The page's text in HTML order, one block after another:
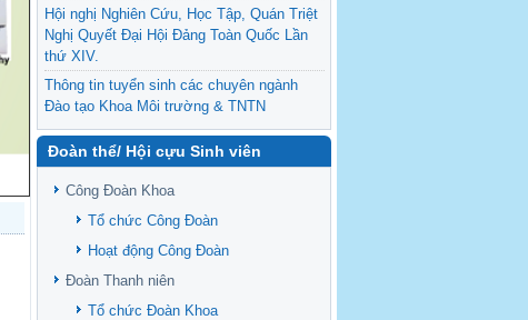
NEXT
Hội nghị Nghiên Cứu, Học Tập, Quán Triệt
Nghị Quyết Đại Hội Đảng Toàn Quốc Lần
thứ XIV.
Thông tin tuyển sinh các chuyên ngành
Đào tạo Khoa Môi trường & TNTN
Feasibility evaluation of using cattle
manure for biogas production: A case study
Vietnamese Mekong Delta
Sediment properties in flood-based farming
systems in the Vietnamese upstream
Đoàn thể/ Hội cựu Sinh viên
Công Đoàn Khoa
Tổ chức Công Đoàn
Hoạt động Công Đoàn
Đoàn Thanh niên
Tổ chức Đoàn Khoa